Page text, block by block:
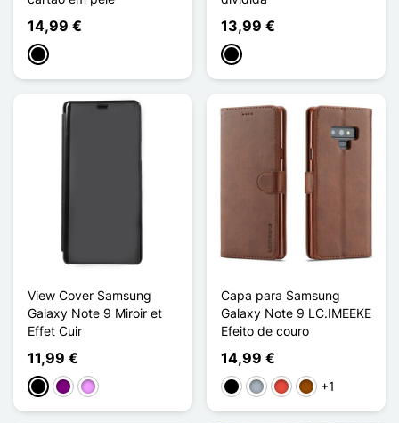
14,99 €
Preto
13,99 €
Preto
View Cover Samsung
Galaxy Note 9 Miroir et
Effet Cuir
11,99 €
PretoPúrpuraVioleta ligeira
Capa para Samsung
Galaxy Note 9 LC.IMEEKE
Efeito de couro
14,99 €
PretoCinzentoVermelho
Castanho
+1